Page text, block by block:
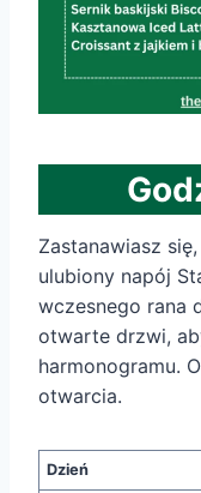
Zastanawiasz
ulubiony napój
wczesnego rana
otwarte drzwi,
harmonogramu.
otwarcia.
Dzień